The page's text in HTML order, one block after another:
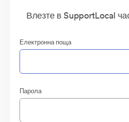
Влезте в SupportLocal
Електронна поща
Парола